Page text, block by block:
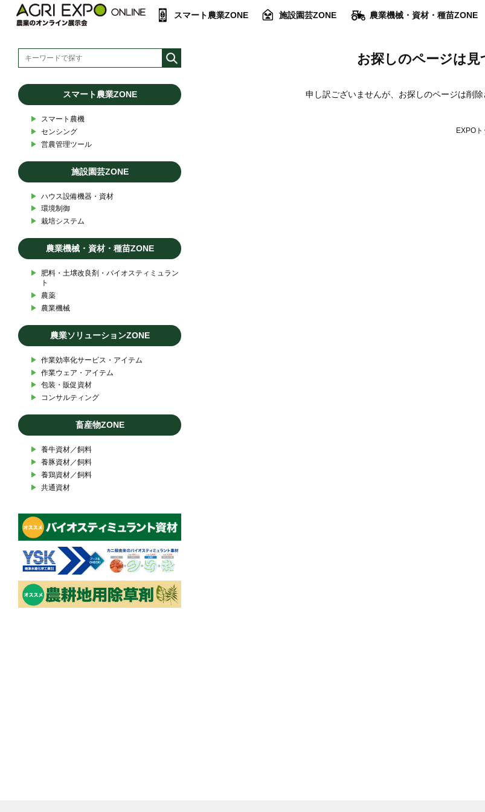
スマート農業ZONE 施設園芸ZONE 農業機械・資材・種苗ZONE
お探しのページは見
申し訳ございませんが、お探しのページは削
EXPO
スマート農業ZONE
▶︎
スマート農機
▶︎ センシング
▶︎ 営農管理ツール
施設園芸ZONE
▶︎ ハウス設備機器・資材
▶︎ 環境制御
▶︎ 栽培システム
農業機械・資材・種苗ZONE
▶︎
肥料・土壌改良剤・バイオスティミュラン
ト
▶︎
農薬
▶︎
農業機械
農業ソリューションZONE
▶︎ 作業効率化サービス・アイテム
▶︎ 作業ウェア・アイテム
▶︎ 包装・販促資材
▶︎
コンサルティング
畜産物ZONE
▶︎ 養牛資材／飼料
▶︎ 養豚資材／飼料
▶︎ 養鶏資材／飼料
▶︎ 共通資材